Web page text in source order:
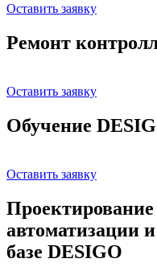
Оставить заявку
Ремонт
Оставить заявку
Обучение
Оставить заявку
Проектирование
автоматизации
базе DESIGO